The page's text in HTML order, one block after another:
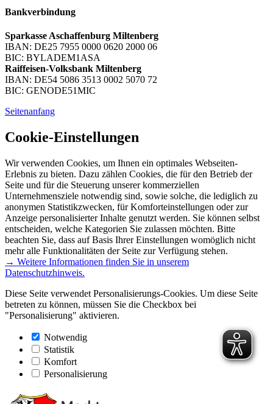
Bankverbindung
Sparkasse Aschaffenburg Miltenberg
IBAN: DE25 7955 0000 0620 2000 06
BIC: BYLADEM1ASA
Raiffeisen-Volksbank Miltenberg
IBAN: DE54 5086 3513 0002 5070 72
BIC: GENODE51MIC
Seitenanfang
Cookie-Einstellungen
Wir verwenden Cookies, um Ihnen ein optimales Webseiten-
Erlebnis zu bieten. Dazu zählen Cookies, die für den Betrieb der
Seite und für die Steuerung unserer kommerziellen
Unternehmensziele notwendig sind, sowie solche, die lediglich zu
anonymen Statistikzwecken, für Komforteinstellungen oder zur
Anzeige personalisierter Inhalte genutzt werden. Sie können selbst
entscheiden, welche Kategorien Sie zulassen möchten. Bitte
beachten Sie, dass auf Basis Ihrer Einstellungen womöglich nicht
mehr alle Funktionalitäten der Seite zur Verfügung stehen.
→ Weitere Informationen finden Sie in unserem
Datenschutzhinweis.
Diese Seite verwendet Personalisierungs-Cookies. Um diese Seite
betreten zu können, müssen Sie die Checkbox bei
"Personalisierung" aktivieren.
Notwendig
Statistik
Komfort
Personalisierung